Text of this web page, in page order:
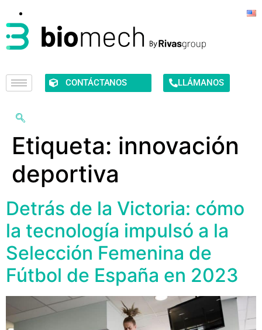
CONTÁCTANOS LLÁMANOS
Etiqueta: innovación
deportiva
Detrás de la Victoria: cómo
la tecnología impulsó a la
Selección Femenina de
Fútbol de España en 2023